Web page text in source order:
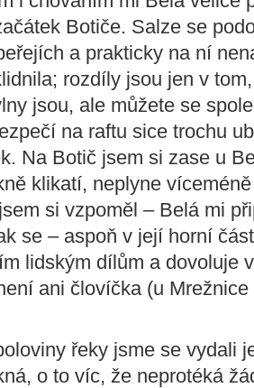
Botiče. Salze se
a prakticky na ní
rozdíly jsou jen v
jsou, ale můžete se
na raftu sice trochu
Na Botič jsem si zase u
klikatí, neplyne
si vzpoměl – Belá mi
se – aspoň v její horní
lidským dílům a dovoluje
ani človíčka (u
řeky jsme se vydali
o to víc, že neprotéká